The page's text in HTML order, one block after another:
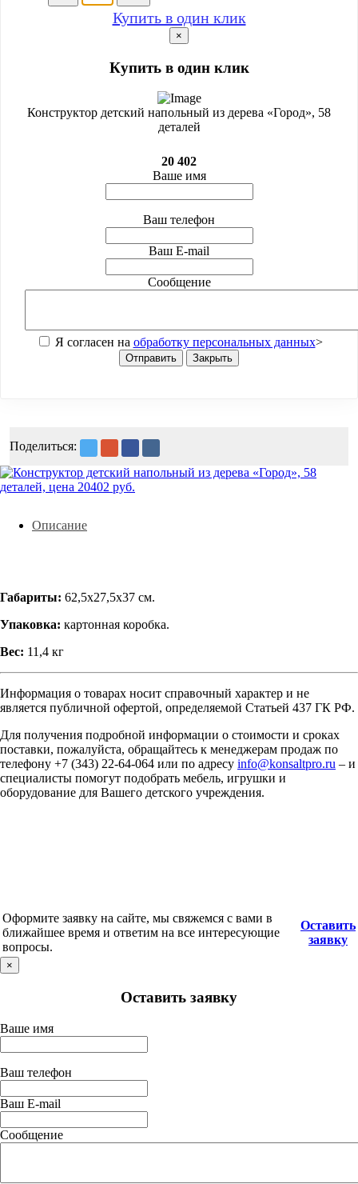
Купить в один клик
×
Купить в один клик
Конструктор детский напольный из дерева «Город», 58
деталей
20 402
Ваше имя
Ваш телефон
Ваш E-mail
Сообщение
Я согласен на обработку персональных данных>
Отправить Закрыть
Поделиться:
Описание
Габариты: 62,5х27,5х37 см.
Упаковка: картонная коробка.
Вес: 11,4 кг
Информация о товарах носит справочный характер и не
является публичной офертой, определяемой Статьей 437 ГК РФ.
Для получения подробной информации о стоимости и сроках
поставки, пожалуйста, обращайтесь к менеджерам продаж по
телефону +7 (343) 22-64-064 или по адресу info@konsaltpro.ru – и
специалисты помогут подобрать мебель, игрушки и
оборудование для Вашего детского учреждения.
Оформите заявку на сайте, мы свяжемся с вами в
ближайшее время и ответим на все интересующие
вопросы.
Оставить
заявку
×
Оставить заявку
Ваше имя
Ваш телефон
Ваш E-mail
Сообщение